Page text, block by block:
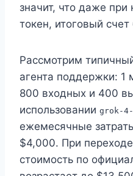
значит, что даже при
токен, итоговый
Рассмотрим
агента поддержки: 1
800 входных и 400
использовании grok-
ежемесячные
$4,000. При
стоимость по